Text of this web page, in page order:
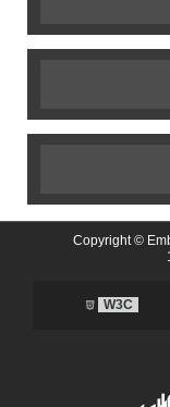
Copyright ©
W3C